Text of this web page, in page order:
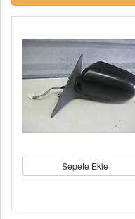
Sepete Ekle